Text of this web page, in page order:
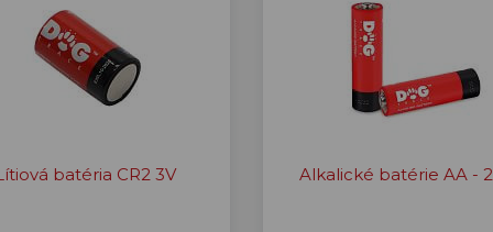
batéria CR2 3V Alkalické batérie AA -